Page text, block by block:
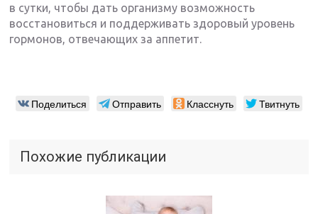
в сутки, чтобы дать организму возможность
восстановиться и поддерживать здоровый уровень
гормонов, отвечающих за аппетит.
Поделиться Отправить Класснуть Твитнуть
Похожие публикации